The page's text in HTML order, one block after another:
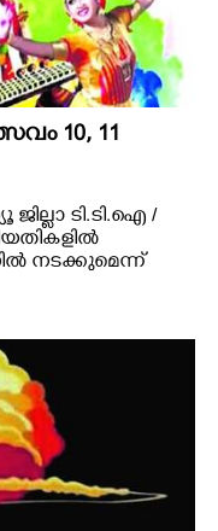
10, 11
ടി.ടി.ഐ /
നടക്കുമെന്ന്